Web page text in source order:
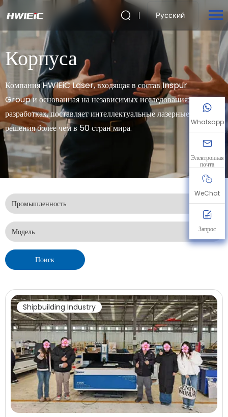
Русский
Корпуса
Компания HWlEiC Laser, входящая в состав Inspur
Group и основанная на независимых исследованиях и
разработках, поставляет интеллектуальные лазерные
решения более чем в 50 стран мира.
Поиск
Shipbuilding Industry
Whatsapp
Электронная
почта
WeChat
Запрос